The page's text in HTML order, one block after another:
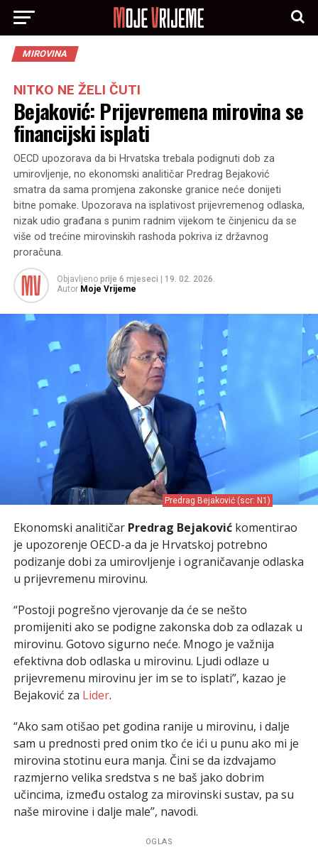
MIROVINA
NITKO NE ŽELI ČUTI
Bejaković: Prijevremena mirovina se
financijski isplati
OECD upozorava da bi Hrvatska trebala podignuti dob za
umirovljenje, no ekonomski analitičar Predrag Bejaković
smatra da sama promjena zakonske granice neće donijeti
bitne pomake. Upozorava na isplativost prijevremenog odlaska,
nizak udio građana s punim radnim vijekom te činjenicu da se
više od trećine mirovinskih rashoda pokriva iz državnog
proračuna.
Objavljeno prije 6 mjeseci
19. 02. 2026.
Autor Moje Vrijeme
Predrag Bejaković (scr: N1)
Ekonomski analitičar Predrag Bejakovićkomentirao
je upozorenje OECD-a da je Hrvatskoj potrebno
podizanje dobi za umirovljenje i ograničavanje odlaska
u prijevremenu mirovinu.
“Postoji pogrešno vjerovanje da će se nešto
promijeniti ako se podigne zakonska dob za odlazak u
mirovinu. Gotovo sigurno neće. Mnogo je važnija
efektivna dob odlaska u mirovinu. Ljudi odlaze u
prijevremenu mirovinu jer im se to isplati”, kazao je
Bejaković za Lider.
“Ako sam otišao pet godina ranije u mirovinu, i dalje
sam u prednosti pred onim tko će ići u punu ako mi je
mirovina stotinu eura manja. Čini se da izdvajamo
razmjerno velika sredstva s ne baš jako dobrim
učincima, između ostalog za mirovinski sustav, pa su
naše mirovine i dalje male”, navodi.
OGLAS